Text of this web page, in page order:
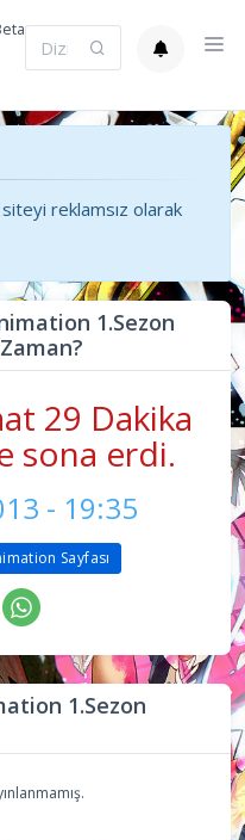
siteyi reklamsız olarak
1.Sezon
29 Dakika
sona erdi.
- 19:35
Sayfası
1.Sezon